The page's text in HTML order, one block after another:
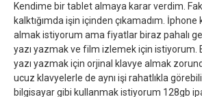
Kendime bir tablet almaya karar verdim.
kalktığımda işin içinden çıkamadım. İphone
almak istiyorum ama fiyatlar biraz pahalı
yazı yazmak ve film izlemek için istiyorum.
yazı yazmak için orjinal klavye almak
ucuz klavyelerle de aynı işi rahatlıkla
bilgisayar gibi kullanmak istiyorum 128gb